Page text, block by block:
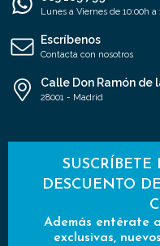
Lunes a Viernes de 10:00h a
Escríbenos
Contacta con nosotros
Calle Don Ramón de
28001 - Madrid
DESCUENTO
Además entérate
exclusivas,